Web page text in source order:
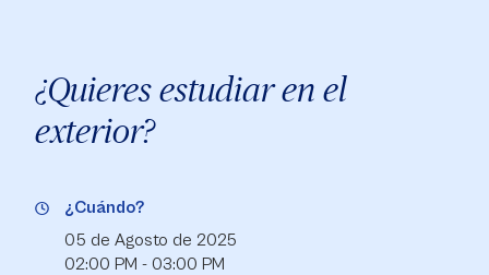
¿Quieres estudiar en el
exterior?
¿Cuándo?
05 de Agosto de 2025
02:00 PM - 03:00 PM